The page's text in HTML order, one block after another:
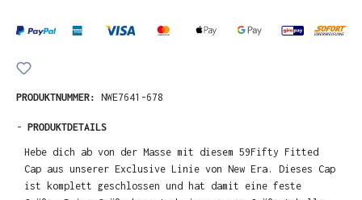
PRODUKTNUMMER: NWE7641-678
- PRODUKTDETAILS
Hebe dich ab von der Masse mit diesem 59Fifty Fitted
Cap aus unserer Exclusive Linie von New Era. Dieses Cap
ist komplett geschlossen und hat damit eine feste